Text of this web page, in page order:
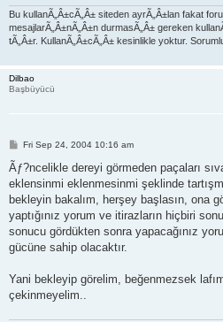
Bu kullanÃ„Â±cÃ„Â± siteden ayrÃ„Â±lan fakat
mesajlarÃ„Â±nÃ„Â±n durmasÃ„Â± gereken
tÃ„Â±r. KullanÃ„Â±cÃ„Â± kesinlikle yoktur.
Dilbao
Başbüyücü
P
s
t
Fri Sep 24, 2004 10:16 am
Ãƒ?ncelikle dereyi görmeden paçaları
eklensinmi eklenmesinmi şeklinde
bekleyin bakalım, herşey başlasın, ona
yaptığınız yorum ve itirazların hiçbiri
sonucu gördükten sonra yapacağınız
gücüne sahip olacaktır.
Yani bekleyip görelim, beğenmezsek
çekinmeyelim..